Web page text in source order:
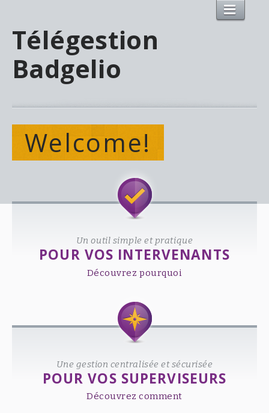
Télégestion
Badgelio
Welcome!
Un outil simple et pratique
POUR VOS INTERVENANTS
Découvrez pourquoi
Une gestion centralisée et sécurisée
POUR VOS SUPERVISEURS
Découvrez comment